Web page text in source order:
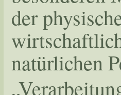
der
natürlichen